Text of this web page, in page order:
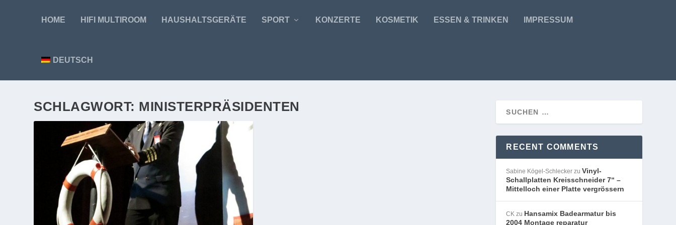
HOME HIFI MULTIROOM HAUSHALTSGERÄTE SPORT KONZERTE KOSMETIK ESSEN & TRINKEN IMPRESSUM
DEUTSCH
SCHLAGWORT: MINISTERPRÄSIDENTEN
RECENT COMMENTS
Sabine Kögel-Schlecker zuVinyl-
Schallplatten Kreisschneider 7“ –
Mittelloch einer Platte vergrössern
CK zu Hansamix Badearmatur bis
2004 Montage reparatur